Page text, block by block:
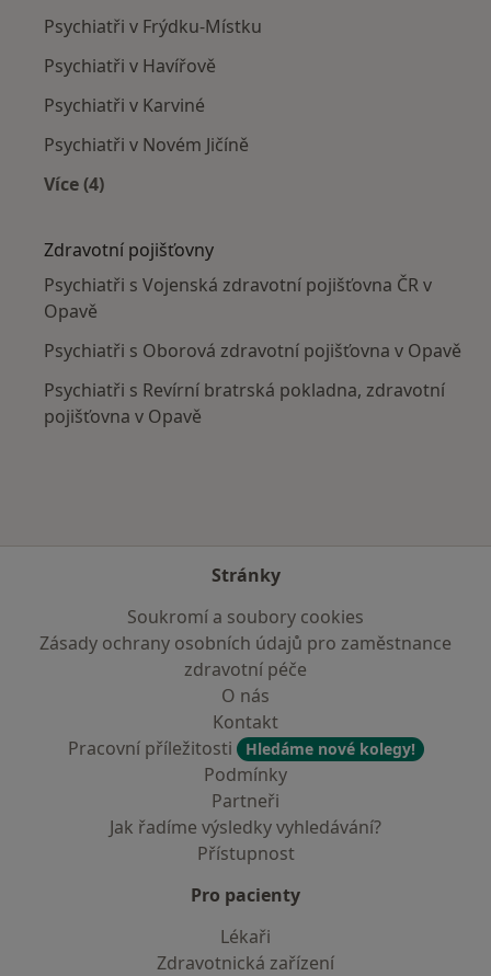
Psychiatři v Frýdku-Místku
Psychiatři v Havířově
Psychiatři v Karviné
Psychiatři v Novém Jičíně
Více (4)
Zdravotní pojišťovny
Psychiatři s Vojenská zdravotní pojišťovna ČR v
Opavě
Psychiatři s Oborová zdravotní pojišťovna v Opavě
Psychiatři s Revírní bratrská pokladna, zdravotní
pojišťovna v Opavě
Stránky
Soukromí a soubory cookies
Zásady ochrany osobních údajů pro zaměstnance
zdravotní péče
O nás
Kontakt
Pracovní příležitosti
Hledáme nové kolegy!
Podmínky
Partneři
Jak řadíme výsledky vyhledávání?
Přístupnost
Pro pacienty
Lékaři
Zdravotnická zařízení